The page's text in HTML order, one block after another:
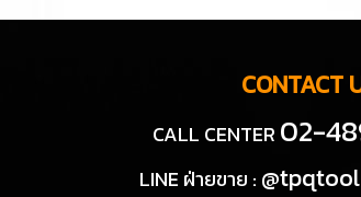
CONTACT
CALL CENTER 02-
LINE ฝ่ายขาย : @tpqtool